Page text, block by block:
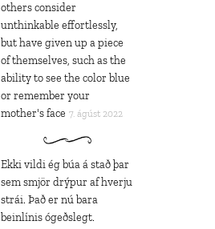
others consider
unthinkable effortlessly,
but have given up a piece
of themselves, such as the
ability to see the color blue
or remember your
mother's face 7. ágúst 2022
Ekki vildi ég búa á stað þar
sem smjör drýpur af hverju
strái. Það er nú bara
beinlínis ógeðslegt.